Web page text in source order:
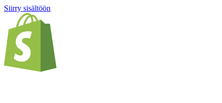
Siirry sisältöön